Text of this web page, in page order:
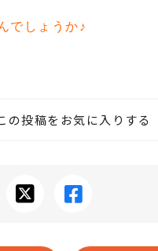
でしょうか♪
の投稿をお気に入りする